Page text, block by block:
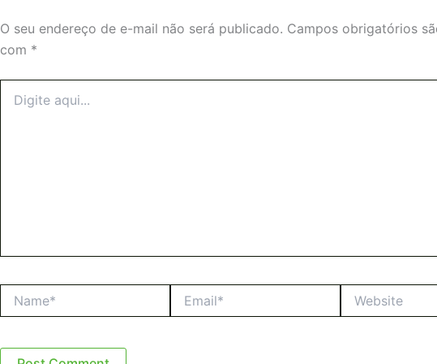
O seu endereço de e-mail não será publicado. Campos obrigatórios
com *
aqui...